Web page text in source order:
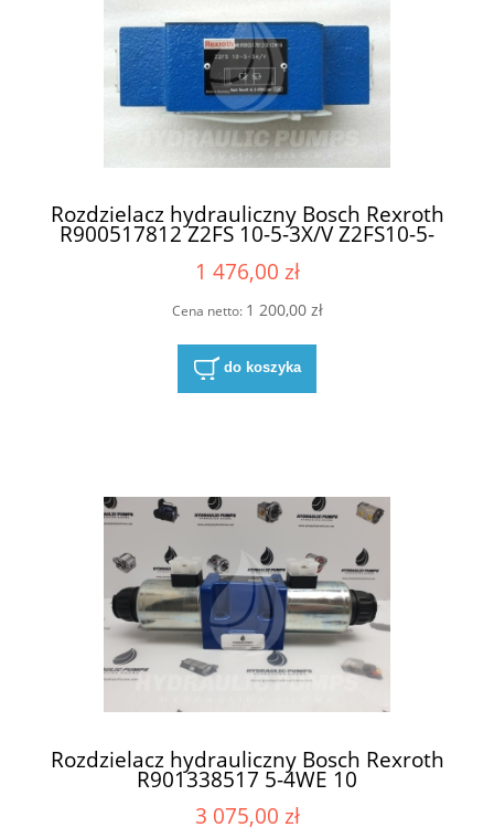
Rozdzielacz hydrauliczny Bosch Rexroth
R900517812 Z2FS 10-5-3X/V Z2FS10-5-
1 476,00 zł
Cena netto: 1 200,00 zł
do koszyka
Rozdzielacz hydrauliczny Bosch Rexroth
R901338517 5-4WE 10
4WE10J5X/EG24N9K4/A08M 5-4WE 10
3 075,00 zł